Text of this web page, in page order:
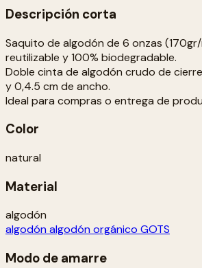
Descripción corta
Saquito de algodón de 6 onzas
reutilizable y 100% biodegradable.
Doble cinta de algodón crudo de
y 0,4.5 cm de ancho.
Ideal para compras o entrega de
Color
natural
Material
algodón
algodón algodón orgánico GOTS
Modo de amarre